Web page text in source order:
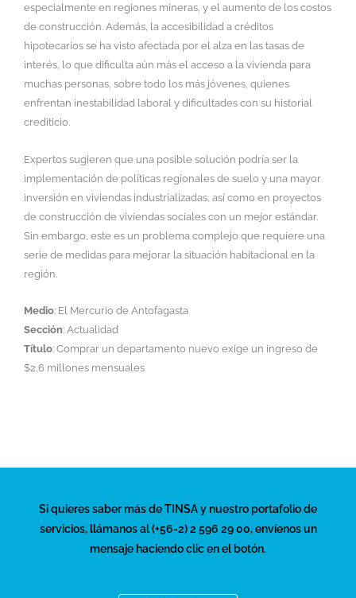
especialmente en regiones mineras, y el aumento de los costos
de construcción. Además, la accesibilidad a créditos
hipotecarios se ha visto afectada por el alza en las tasas de
interés, lo que dificulta aún más el acceso a la vivienda para
muchas personas, sobre todo los más jóvenes, quienes
enfrentan inestabilidad laboral y dificultades con su historial
crediticio.
Expertos sugieren que una posible solución podría ser la
implementación de políticas regionales de suelo y una mayor
inversión en viviendas industrializadas, así como en proyectos
de construcción de viviendas sociales con un mejor estándar.
Sin embargo, este es un problema complejo que requiere una
serie de medidas para mejorar la situación habitacional en la
región.
Medio: El Mercurio de Antofagasta
Sección: Actualidad
Título: Comprar un departamento nuevo exige un ingreso de
$2,6 millones mensuales
Si quieres saber más de TINSA y nuestro portafolio de
servicios, llámanos al (+56-2) 2 596 29 00, envíenos un
mensaje haciendo clic en el botón.